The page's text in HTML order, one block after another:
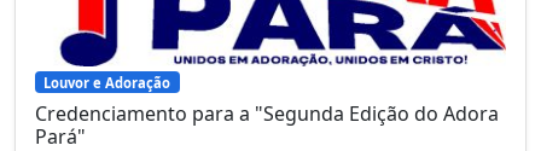
Louvor e Adoração
Credenciamento para a "Segunda Edição do Adora
Pará"